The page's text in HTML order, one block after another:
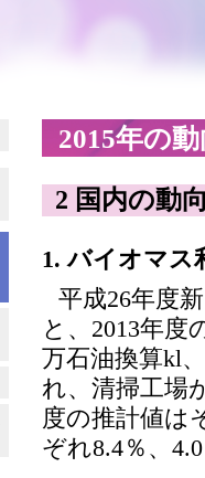
2015年の
2 国内の動
1. バイオマス
平成26年度
と、2013年度
万石油換算kl
れ、清掃工場
度の推計値は
ぞれ8.4％、